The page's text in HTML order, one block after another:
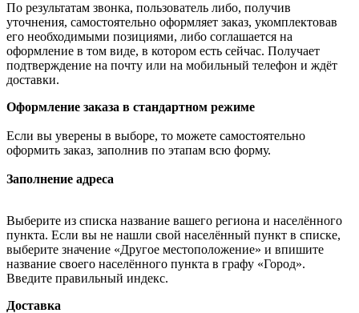
По результатам звонка, пользователь либо, получив
уточнения, самостоятельно оформляет заказ, укомплектовав
его необходимыми позициями, либо соглашается на
оформление в том виде, в котором есть сейчас. Получает
подтверждение на почту или на мобильный телефон и ждёт
доставки.
Оформление заказа в стандартном режиме
Если вы уверены в выборе, то можете самостоятельно
оформить заказ, заполнив по этапам всю форму.
Заполнение адреса
Выберите из списка название вашего региона и населённого
пункта. Если вы не нашли свой населённый пункт в списке,
выберите значение «Другое местоположение» и впишите
название своего населённого пункта в графу «Город».
Введите правильный индекс.
Доставка